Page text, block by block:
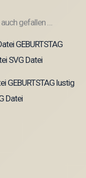
gefallen …
GEBURTSTAG lustig
Datei